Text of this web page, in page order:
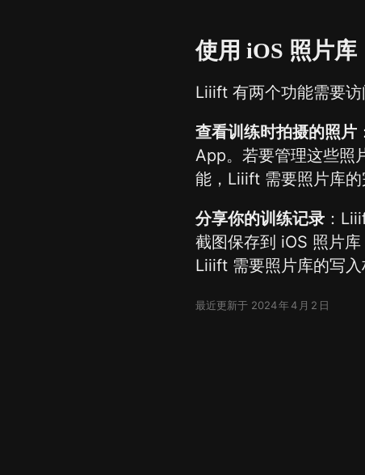
使用 iOS 照片库
Liiift 有两个功能需要访
查看训练时拍摄的照片
App。若要管理这些照
能，Liiift 需要照片库的
分享你的训练记录 ：
截图保存到 iOS 照片
Liiift 需要照片库的写入
最近更新于 2024 年 4 月 2 日